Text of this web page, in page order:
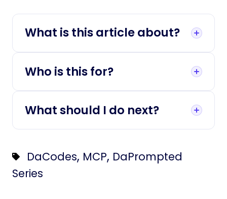
What is this article about?
Who is this for?
What should I do next?
DaCodes, MCP, DaPrompted
Series